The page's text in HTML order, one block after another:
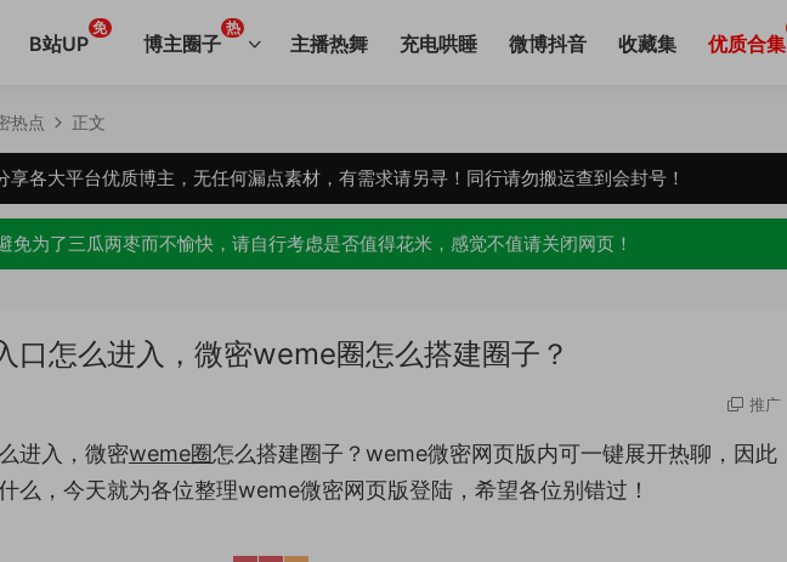
B站UP
免
博主圈子
热
主播热舞 充电哄睡 微博抖音 收藏集 优质合集
热点 正文
享各大平台优质博主，无任何漏点素材，有需求请另寻！同行请勿搬运查到会封号！
免为了三瓜两枣而不愉快，请自行考虑是否值得花米，感觉不值请关闭网页！
口怎么进入，微密weme圈怎么搭建圈子？
推广
进入，微密weme圈怎么搭建圈子？weme微密网页版内可一键展开热聊，因此
么，今天就为各位整理weme微密网页版登陆，希望各位别错过！